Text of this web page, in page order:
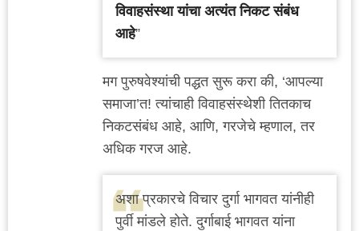
विवाहसंस्था यांचा अत्यंत निकट संबंध
आहे”
मग पुरुषवेश्यांची पद्धत सुरू करा की, ‘आपल्या
समाजा’त! त्यांचाही विवाहसंस्थेशी तितकाच
निकटसंबंध आहे, आणि, गरजेचे म्हणाल, तर
अधिक गरज आहे.
अशा प्रकारचे विचार दुर्गा भागवत यांनीही
पुर्वी मांडले होते. दुर्गाबाई भागवत यांना